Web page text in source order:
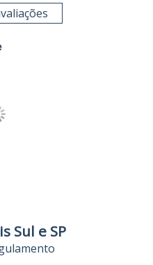
Sul e SP